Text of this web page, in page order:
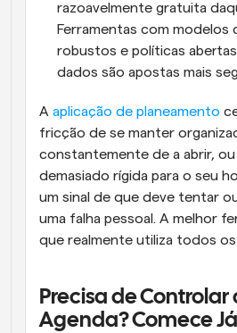
razoavelmente gratuita
Ferramentas com modelos
robustos e políticas
dados são apostas mais
A aplicação de planeamento
fricção de se manter
constantemente de a abrir, ou
demasiado rígida para o seu
um sinal de que deve tentar
uma falha pessoal. A melhor
que realmente utiliza todos os
Precisa de Controlar
Agenda? Comece